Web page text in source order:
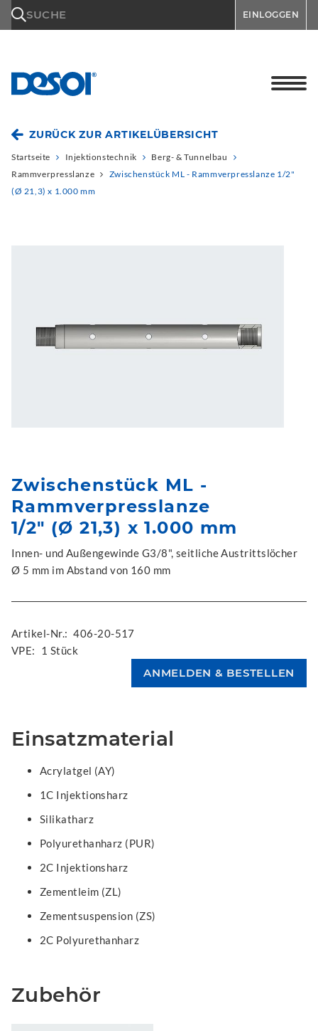
SUCHE EINLOGGEN
ZURÜCK ZUR ARTIKELÜBERSICHT
Startseite Injektionstechnik
Berg- & Tunnelbau
Rammverpresslanze
Zwischenstück ML - Rammverpresslanze 1/2"
(Ø 21,3) x 1.000 mm
Zwischenstück ML -
Rammverpresslanze
1/2" (Ø 21,3) x 1.000 mm
Innen- und Außengewinde G3/8", seitliche Austrittslöcher
Ø 5 mm im Abstand von 160 mm
Artikel-Nr.: 406-20-517
VPE:
1 Stück
Einsatzmaterial
Acrylatgel (AY)
1C Injektionsharz
Silikatharz
Polyurethanharz (PUR)
2C Injektionsharz
Zementleim (ZL)
Zementsuspension (ZS)
2C Polyurethanharz
Zubehör